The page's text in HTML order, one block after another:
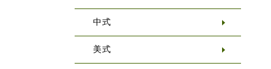
中式
美式